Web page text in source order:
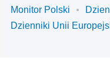
Monitor Polski
Dzienniki Unii